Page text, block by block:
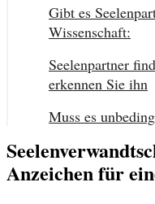
Gibt es
Wissenschaft:
Seelenpartner
erkennen Sie ihn
Muss es
Anzeichen für